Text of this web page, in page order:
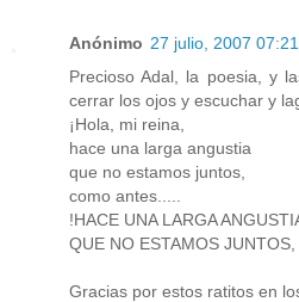
Anónimo 27 julio, 2007 07:21
Precioso Adal, la poesia, y
cerrar los ojos y escuchar y
¡Hola, mi reina,
hace una larga angustia
que no estamos juntos,
como antes.....
!HACE UNA LARGA
QUE NO ESTAMOS
Gracias por estos ratitos en